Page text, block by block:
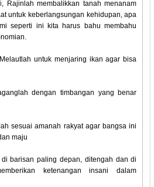
Rajinlah membalikkan tanah menanam
untuk keberlangsungan kehidupan, apa
seperti ini kita harus bahu membahu
untuk menjaring ikan agar bisa
dengan timbangan yang benar
sesuai amanah rakyat agar bangsa ini
maju
barisan paling depan, ditengah dan di
ketenangan insani dalam